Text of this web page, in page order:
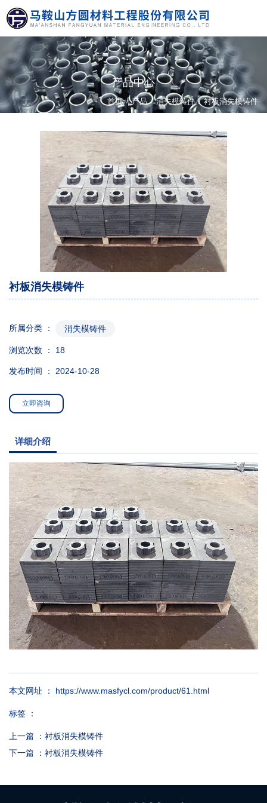
产品中心
首页/产品 /消失模铸件 /衬板消失模铸件
衬板消失模铸件
所属分类 ： 消失模铸件
浏览次数 ： 18
发布时间 ： 2024-10-28
立即咨询
详细介绍
本文网址 ： https://www.masfycl.com/product/61.html
标签 ：
上一篇 ： 衬板消失模铸件
下一篇 ： 衬板消失模铸件